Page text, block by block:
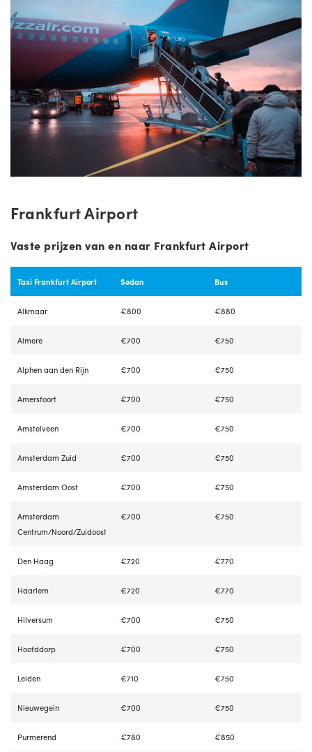
Frankfurt Airport
Vaste prijzen van en naar Frankfurt Airport
Taxi Frankfurt Airport Sedan Bus
Alkmaar €800 €880
Almere €700 €750
Alphen aan den Rijn €700 €750
Amersfoort €700 €750
Amstelveen €700 €750
Amsterdam Zuid €700 €750
Amsterdam Oost €700 €750
Amsterdam
Centrum/Noord/Zuidoost
€700 €750
Den Haag €720 €770
Haarlem €720 €770
Hilversum €700 €750
Hoofddorp €700 €750
Leiden €710 €750
Nieuwegein €700 €750
Purmerend €780 €850